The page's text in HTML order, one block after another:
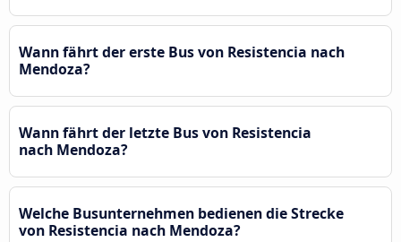
Wann fährt der erste Bus von Resistencia nach
Mendoza?
Wann fährt der letzte Bus von Resistencia
nach Mendoza?
Welche Busunternehmen bedienen die Strecke
von Resistencia nach Mendoza?